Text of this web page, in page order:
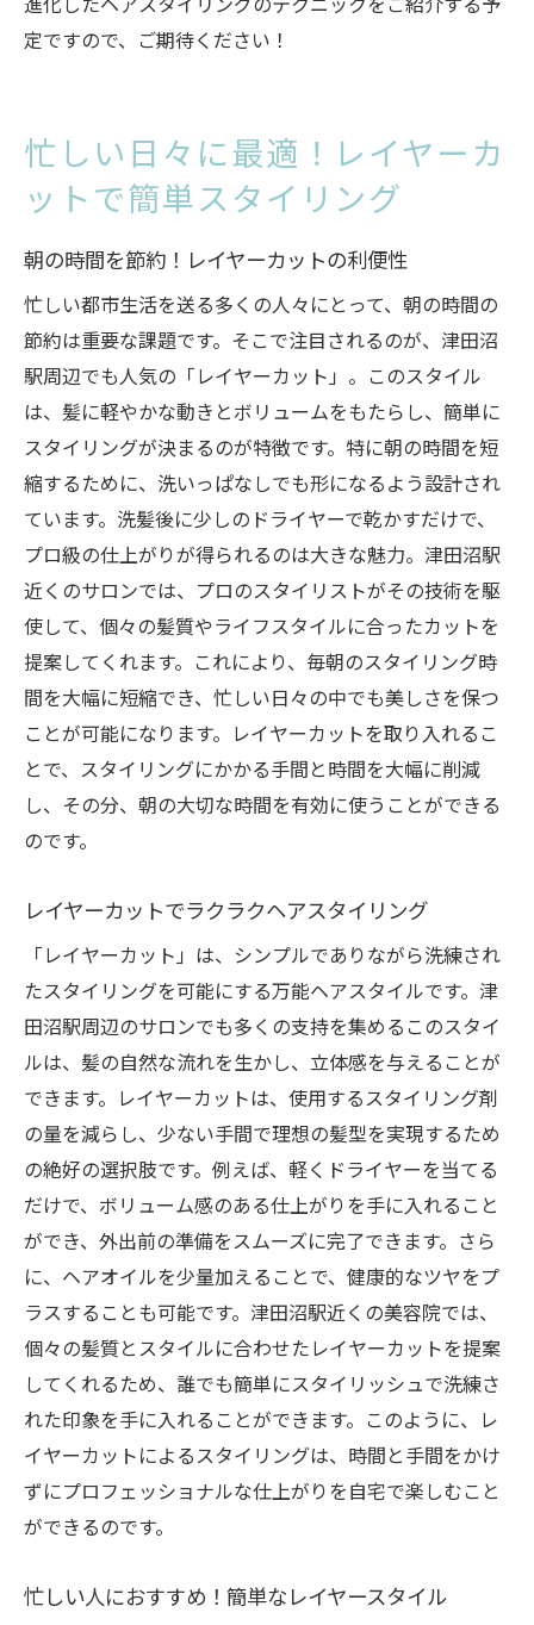
津田沼駅で理想のヘアスタイルを見つける
レイヤーカットで簡単に美しい髪型を実現
津田沼駅で叶える理想のレイヤーカット
美しさを引き出すレイヤーカットのポイン
定ですので、ご期待ください！
忙しい日々に最適！レイヤーカ
ットで簡単スタイリング
朝の時間を節約！レイヤーカットの利便性
忙しい都市生活を送る多くの人々にとって、朝の時間の
節約は重要な課題です。そこで注目されるのが、津田沼
駅周辺でも人気の「レイヤーカット」。このスタイル
は、髪に軽やかな動きとボリュームをもたらし、簡単に
スタイリングが決まるのが特徴です。特に朝の時間を短
縮するために、洗いっぱなしでも形になるよう設計され
ています。洗髪後に少しのドライヤーで乾かすだけで、
プロ級の仕上がりが得られるのは大きな魅力。津田沼駅
近くのサロンでは、プロのスタイリストがその技術を駆
使して、個々の髪質やライフスタイルに合ったカットを
提案してくれます。これにより、毎朝のスタイリング時
間を大幅に短縮でき、忙しい日々の中でも美しさを保つ
ことが可能になります。レイヤーカットを取り入れるこ
とで、スタイリングにかかる手間と時間を大幅に削減
し、その分、朝の大切な時間を有効に使うことができる
のです。
レイヤーカットでラクラクヘアスタイリング
「レイヤーカット」は、シンプルでありながら洗練され
たスタイリングを可能にする万能ヘアスタイルです。津
田沼駅周辺のサロンでも多くの支持を集めるこのスタイ
ルは、髪の自然な流れを生かし、立体感を与えることが
できます。レイヤーカットは、使用するスタイリング剤
の量を減らし、少ない手間で理想の髪型を実現するため
の絶好の選択肢です。例えば、軽くドライヤーを当てる
だけで、ボリューム感のある仕上がりを手に入れること
ができ、外出前の準備をスムーズに完了できます。さら
に、ヘアオイルを少量加えることで、健康的なツヤをプ
ラスすることも可能です。津田沼駅近くの美容院では、
個々の髪質とスタイルに合わせたレイヤーカットを提案
してくれるため、誰でも簡単にスタイリッシュで洗練さ
れた印象を手に入れることができます。このように、レ
イヤーカットによるスタイリングは、時間と手間をかけ
ずにプロフェッショナルな仕上がりを自宅で楽しむこと
ができるのです。
忙しい人におすすめ！簡単なレイヤースタイル